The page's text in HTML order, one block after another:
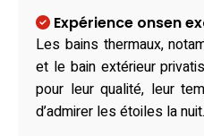
Expérience onsen
Les bains thermaux,
et le bain extérieur
pour leur qualité, leur
d’admirer les étoiles la nuit.